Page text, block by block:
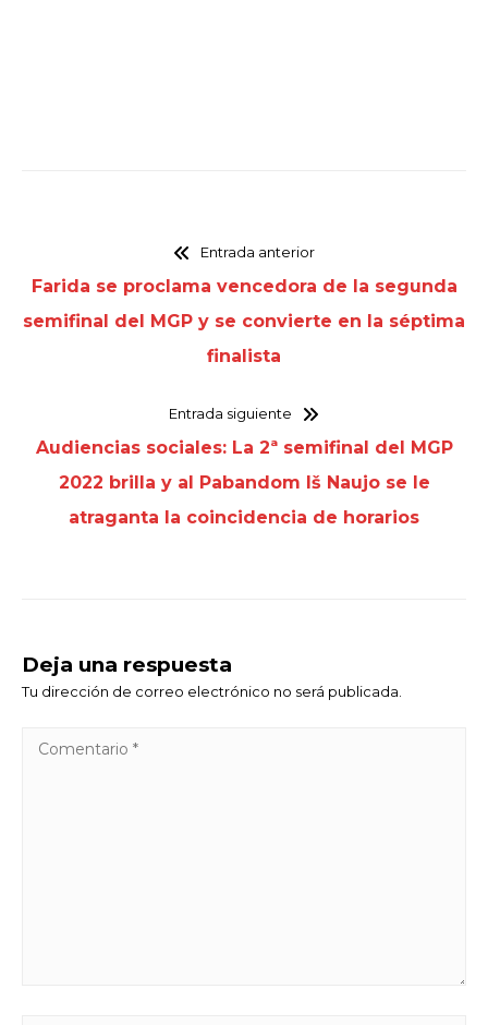
Entrada anterior
Farida se proclama vencedora de la segunda
semifinal del MGP y se convierte en la séptima
finalista
Entrada siguiente
Audiencias sociales: La 2ª semifinal del MGP
2022 brilla y al Pabandom Iš Naujo se le
atraganta la coincidencia de horarios
Deja una respuesta
Tu dirección de correo electrónico no será publicada.